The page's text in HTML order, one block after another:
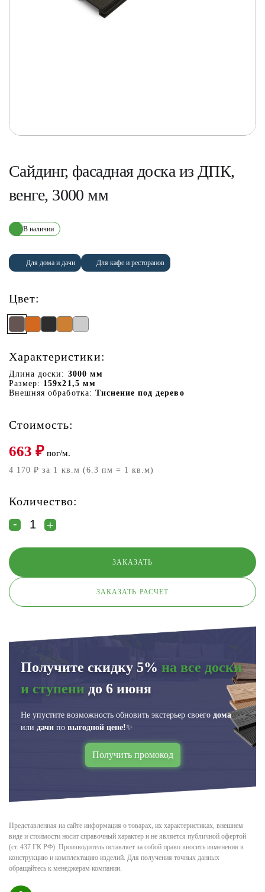
Сайдинг, фасадная доска из ДПК,
венге, 3000 мм
В наличии
Для дома и дачи Для кафе и ресторанов
Цвет:
Характеристики:
Длина доски: 3000 мм
Размер: 159х21,5 мм
Внешняя обработка: Тиснение под дерево
Стоимость:
663 ₽ пог/м.
4 170 ₽ за 1 кв.м (6.3 пм = 1 кв.м)
Количество:
ЗАКАЗАТЬ РАСЧЕТ
Получите скидку 5% на все доски
и ступени до 6 июня
Не упустите возможность обновить экстерьер своего дома
или дачи по выгодной цене!✨
Получить промокод
Представленная на сайте информация о товарах, их характеристиках, внешнем
виде и стоимости носит справочный характер и не является публичной офертой
(ст. 437 ГК РФ). Производитель оставляет за собой право вносить изменения в
конструкцию и комплектацию изделий. Для получения точных данных
обращайтесь к менеджерам компании.